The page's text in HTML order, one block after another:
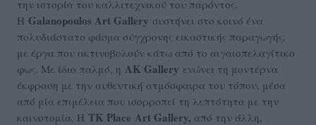
την ιστορία του καλλιτεχνικού του παρόντος.
Η Galanopoulos Art Gallery συστήνει στο κοινό ένα
πολυδιάστατο φάσμα σύγχρονης εικαστικής παραγωγής,
με έργα που ακτινοβολούν κάτω από το αιγαιοπελαγίτικο
φως. Με ίδιο παλμό, η AK Gallery ενώνει τη μοντέρνα
έκφραση με την αυθεντική ατμόσφαιρα του τόπου, μέσα
από μία επιμέλεια που ισορροπεί τη λεπτότητα με την
καινοτομία. Η TK Place Art Gallery, από την άλλη,